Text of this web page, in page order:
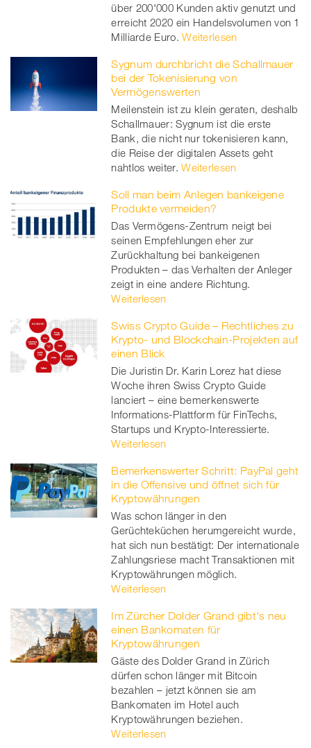
über 200'000 Kunden aktiv genutzt und
erreicht 2020 ein Handelsvolumen von 1
Milliarde Euro. Weiterlesen
Sygnum durchbricht die Schallmauer
bei der Tokenisierung von
Vermögenswerten
Meilenstein ist zu klein geraten, deshalb
Schallmauer: Sygnum ist die erste
Bank, die nicht nur tokenisieren kann,
die Reise der digitalen Assets geht
nahtlos weiter. Weiterlesen
Soll man beim Anlegen bankeigene
Produkte vermeiden?
Das Vermögens-Zentrum neigt bei
seinen Empfehlungen eher zur
Zurückhaltung bei bankeigenen
Produkten – das Verhalten der Anleger
zeigt in eine andere Richtung.
Weiterlesen
Swiss Crypto Guide – Rechtliches zu
Krypto- und Blockchain-Projekten auf
einen Blick
Die Juristin Dr. Karin Lorez hat diese
Woche ihren Swiss Crypto Guide
lanciert – eine bemerkenswerte
Informations-Plattform für FinTechs,
Startups und Krypto-Interessierte.
Weiterlesen
Bemerkenswerter Schritt: PayPal geht
in die Offensive und öffnet sich für
Kryptowährungen
Was schon länger in den
Gerüchteküchen herumgereicht wurde,
hat sich nun bestätigt: Der internationale
Zahlungsriese macht Transaktionen mit
Kryptowährungen möglich.
Weiterlesen
Im Zürcher Dolder Grand gibt's neu
einen Bankomaten für
Kryptowährungen
Gäste des Dolder Grand in Zürich
dürfen schon länger mit Bitcoin
bezahlen – jetzt können sie am
Bankomaten im Hotel auch
Kryptowährungen beziehen.
Weiterlesen